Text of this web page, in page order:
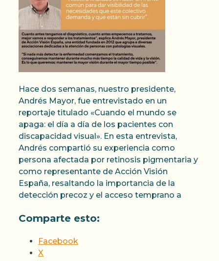
Hace dos semanas, nuestro presidente,
Andrés Mayor, fue entrevistado en un
reportaje titulado «Cuando el mundo se
apaga: el día a día de los pacientes con
discapacidad visual». En esta entrevista,
Andrés compartió su experiencia como
persona afectada por retinosis pigmentaria y
como representante de Acción Visión
España, resaltando la importancia de la
detección precoz y el acceso temprano a
Comparte esto:
Facebook
X